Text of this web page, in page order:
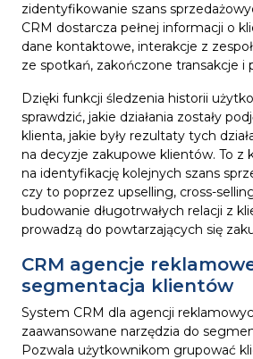
zidentyfikowanie szans
CRM dostarcza pełnej informacji o
dane kontaktowe, interakcje z
ze spotkań, zakończone transakcje i
Dzięki funkcji śledzenia historii
sprawdzić, jakie działania zostały
klienta, jakie były rezultaty tych
na decyzje zakupowe klientów. To z
na identyfikację kolejnych szans
czy to poprzez upselling, cross-
budowanie długotrwałych relacji z
prowadzą do powtarzających się
CRM agencje
segmentacja klientów
System CRM dla agencji
zaawansowane narzędzia do
Pozwala użytkownikom grupować